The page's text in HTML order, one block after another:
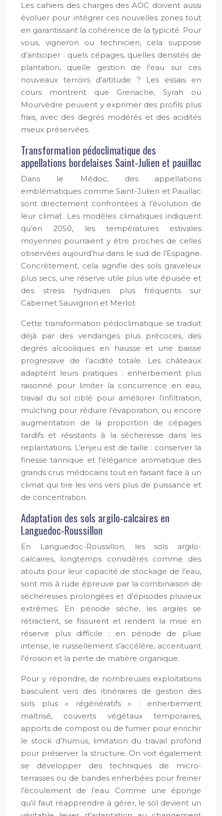
Les cahiers des charges des AOC doivent aussi
évoluer pour intégrer ces nouvelles zones tout
en garantissant la cohérence de la typicité. Pour
vous, vigneron ou technicien, cela suppose
d’anticiper : quels cépages, quelles densités de
plantation, quelle gestion de l’eau sur ces
nouveaux terroirs d’altitude ? Les essais en
cours montrent que Grenache, Syrah ou
Mourvèdre peuvent y exprimer des profils plus
frais, avec des degrés modérés et des acidités
mieux préservées.
Transformation pédoclimatique des
appellations bordelaises Saint-Julien et pauillac
Dans le Médoc, des appellations
emblématiques comme Saint-Julien et Pauillac
sont directement confrontées à l’évolution de
leur climat. Les modèles climatiques indiquent
qu’en 2050, les températures estivales
moyennes pourraient y être proches de celles
observées aujourd’hui dans le sud de l’Espagne.
Concrètement, cela signifie des sols graveleux
plus secs, une réserve utile plus vite épuisée et
des stress hydriques plus fréquents sur
Cabernet Sauvignon et Merlot.
Cette transformation pédoclimatique se traduit
déjà par des vendanges plus précoces, des
degrés alcooliques en hausse et une baisse
progressive de l’acidité totale. Les châteaux
adaptent leurs pratiques : enherbement plus
raisonné pour limiter la concurrence en eau,
travail du sol ciblé pour améliorer l’infiltration,
mulching pour réduire l’évaporation, ou encore
augmentation de la proportion de cépages
tardifs et résistants à la sécheresse dans les
replantations. L’enjeu est de taille : conserver la
finesse tannique et l’élégance aromatique des
grands crus médocains tout en faisant face à un
climat qui tire les vins vers plus de puissance et
de concentration.
Adaptation des sols argilo-calcaires en
Languedoc-Roussillon
En Languedoc-Roussillon, les sols argilo-
calcaires, longtemps considérés comme des
atouts pour leur capacité de stockage de l’eau,
sont mis à rude épreuve par la combinaison de
sécheresses prolongées et d’épisodes pluvieux
extrêmes. En période sèche, les argiles se
rétractent, se fissurent et rendent la mise en
réserve plus difficile ; en période de pluie
intense, le ruissellement s’accélère, accentuant
l’érosion et la perte de matière organique.
Pour y répondre, de nombreuses exploitations
basculent vers des itinéraires de gestion des
sols plus « régénératifs » : enherbement
maîtrisé, couverts végétaux temporaires,
apports de compost ou de fumier pour enrichir
le stock d’humus, limitation du travail profond
pour préserver la structure. On voit également
se développer des techniques de micro-
terrasses ou de bandes enherbées pour freiner
l’écoulement de l’eau. Comme une éponge
qu’il faut réapprendre à gérer, le sol devient un